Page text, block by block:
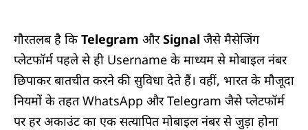
गौरतलब है किTelegram औरSignal जैसे मैसेजिंग
प्लेटफॉर्म पहले से ही Username के माध्यम से मोबाइल नंबर
छिपाकर बातचीत करने की सुविधा देते हैं। वहीं, भारत के मौजूदा
नियमों के तहत WhatsApp और Telegram जैसे प्लेटफॉर्म
पर हर अकाउंट का एक सत्यापित मोबाइल नंबर से जुड़ा होना